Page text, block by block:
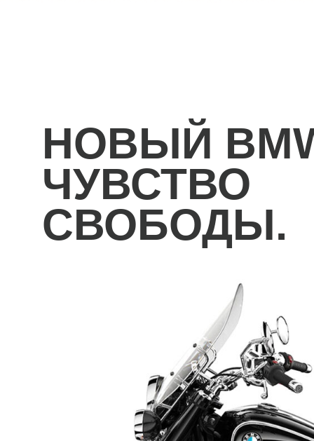
НОВЫЙ
ЧУВСТВО
СВОБОДЫ.